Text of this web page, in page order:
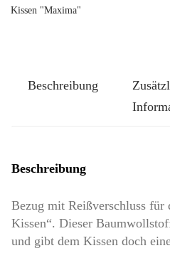
Kissen "Maxima"
Beschreibung
Beschreibung
Bezug mit Reißverschluss für
Kissen“. Dieser
und gibt dem Kissen doch